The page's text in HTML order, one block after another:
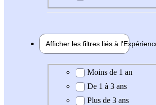
Afficher les filtres liés à l'
Expérience demandée
Moins de 1 an
De 1 à 3 ans
Plus de 3 ans